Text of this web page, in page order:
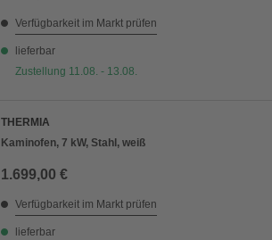
Verfügbarkeit im Markt prüfen
lieferbar
Zustellung 11.08. - 13.08.
THERMIA
Kaminofen, 7 kW, Stahl, weiß
1.699,00 €
Verfügbarkeit im Markt prüfen
lieferbar